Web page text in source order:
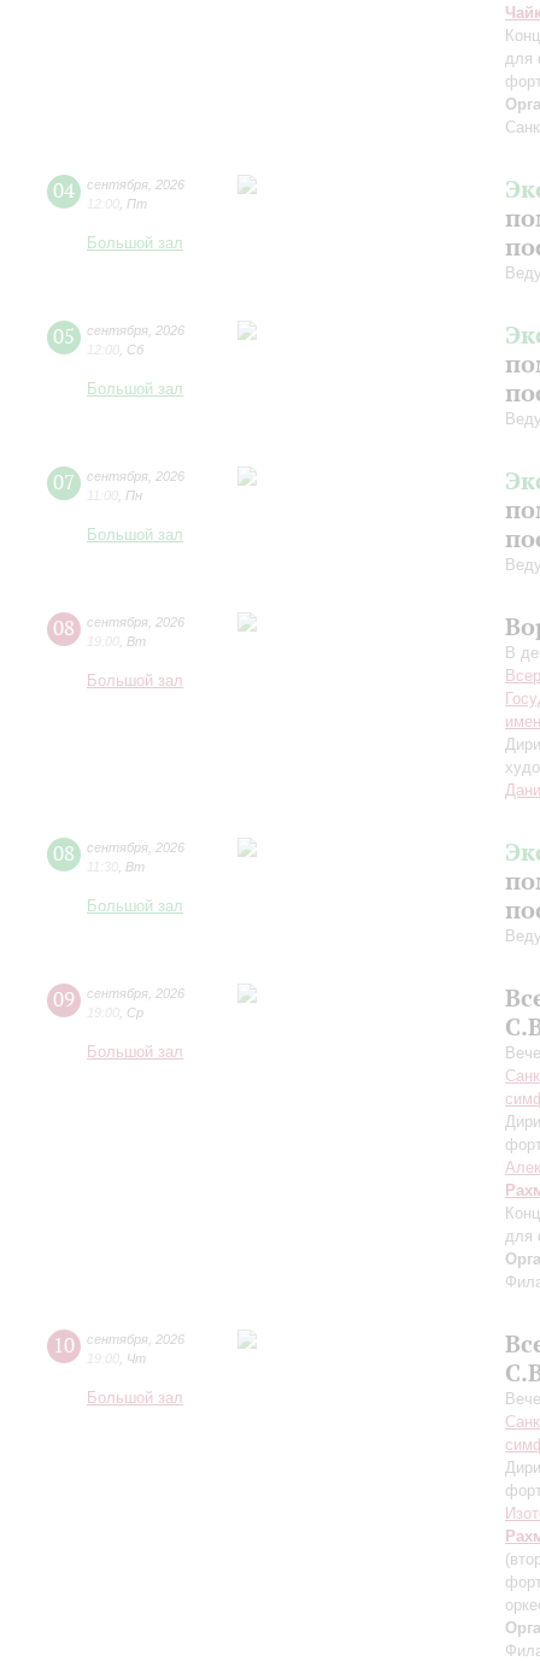
для
04 сентября 2026
12:00 Пт
Большой зал
05 сентября 2026
12:00 Сб
Большой зал
07 сентября 2026
11:00 Пн
Большой зал
08 сентября 2026
19:00 Вт
Большой зал
В
08 сентября 2026
11:30 Вт
Большой зал
09 сентября 2026
19:00 Ср
Большой зал
для
10 сентября 2026
19:00 Чт
Большой зал